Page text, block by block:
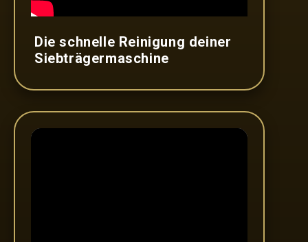
Die schnelle Reinigung deiner
Siebträgermaschine